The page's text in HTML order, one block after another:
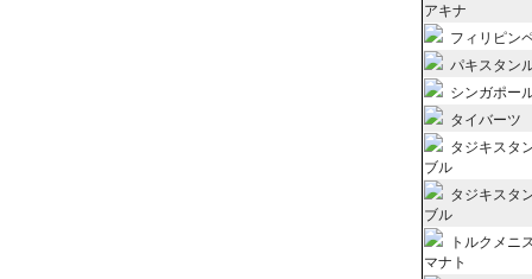
アキナ
フィリピン
パキスタン
シンガポー
タイバーツ
タジキスタ
ブル
タジキスタ
ブル
トルクメニ
マナト